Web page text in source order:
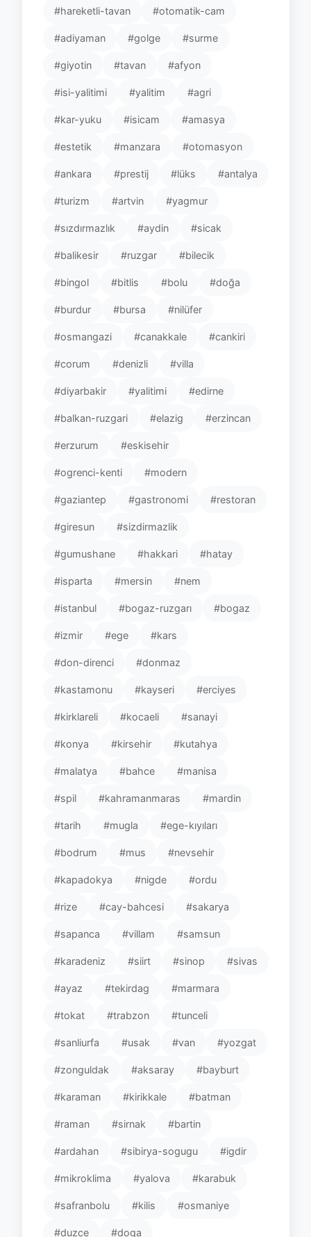
#hareketli-tavan #otomatik-cam
#adiyaman #golge #surme
#giyotin #tavan #afyon
#isi-yalitimi #yalitim #agri
#kar-yuku #isicam #amasya
#estetik #manzara #otomasyon
#ankara #prestij #lüks #antalya
#turizm #artvin #yagmur
#sızdırmazlık #aydin #sicak
#balikesir #ruzgar #bilecik
#bingol #bitlis #bolu #doğa
#burdur #bursa #nilüfer
#osmangazi #canakkale #cankiri
#corum #denizli #villa
#diyarbakir #yalitimi #edirne
#balkan-ruzgari #elazig #erzincan
#erzurum #eskisehir
#ogrenci-kenti #modern
#gaziantep #gastronomi #restoran
#giresun #sizdirmazlik
#gumushane #hakkari #hatay
#isparta #mersin #nem
#istanbul #bogaz-ruzgarı #bogaz
#izmir #ege #kars
#don-direnci #donmaz
#kastamonu #kayseri #erciyes
#kirklareli #kocaeli #sanayi
#konya #kirsehir #kutahya
#malatya #bahce #manisa
#spil #kahramanmaras #mardin
#tarih #mugla #ege-kıyıları
#bodrum #mus #nevsehir
#kapadokya #nigde #ordu
#rize #cay-bahcesi #sakarya
#sapanca #villam #samsun
#karadeniz #siirt #sinop #sivas
#ayaz #tekirdag #marmara
#tokat #trabzon #tunceli
#sanliurfa #usak #van #yozgat
#zonguldak #aksaray #bayburt
#karaman #kirikkale #batman
#raman #sirnak #bartin
#ardahan #sibirya-sogugu #igdir
#mikroklima #yalova #karabuk
#safranbolu #kilis #osmaniye
#duzce #doga